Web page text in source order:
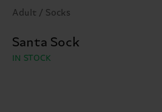
Adult / Socks
Santa Sock
IN STOCK